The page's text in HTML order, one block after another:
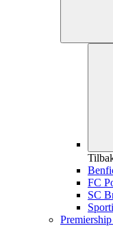
FC
SC